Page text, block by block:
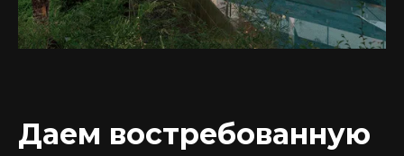
Даем востребованную